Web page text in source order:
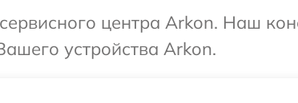
центра Arkon. Наш
устройства Arkon.